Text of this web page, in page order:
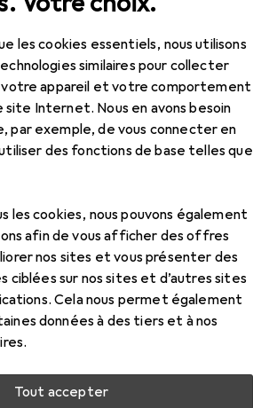
les cookies essentiels, nous utilisons
similaires pour collecter
votre appareil et votre comportement
site Internet. Nous en avons besoin
par exemple, de vous connecter en
des fonctions de base telles que
les cookies, nous pouvons également
afin de vous afficher des offres
nos sites et vous présenter des
ciblées sur nos sites et d’autres sites
Cela nous permet également
données à des tiers et à nos
Tout accepter
x 23 x 174 cm
Beliani Orilla
accessoires compatibles avec le